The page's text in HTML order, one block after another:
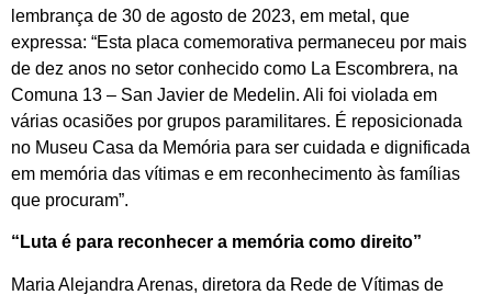
lembrança de 30 de agosto de 2023, em metal, que
expressa: “Esta placa comemorativa permaneceu por mais
de dez anos no setor conhecido como La Escombrera, na
Comuna 13 – San Javier de Medelin. Ali foi violada em
várias ocasiões por grupos paramilitares. É reposicionada
no Museu Casa da Memória para ser cuidada e dignificada
em memória das vítimas e em reconhecimento às famílias
que procuram”.
“Luta é para reconhecer a memória como direito”
Maria Alejandra Arenas, diretora da Rede de Vítimas de